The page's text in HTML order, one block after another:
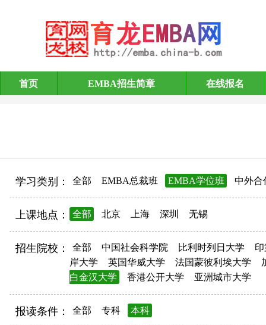
EMBA招生简章
首页 EMBA招生简章 在线报名
学习类别： 全部 EMBA总裁班 EMBA学位班 中外合
上课地点： 全部 北京 上海 深圳 无锡
招生院校： 全部 中国社会科学院 比利时列日大学
岸大学
英国华威大学 法国蒙彼利埃大学
白金汉大学
香港公开大学 亚洲城市大学
报读条件： 全部 专科 本科